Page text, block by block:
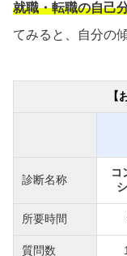
就職・転職の自己
てみると、自分の
【
診断名称
コ
所要時間
質問数